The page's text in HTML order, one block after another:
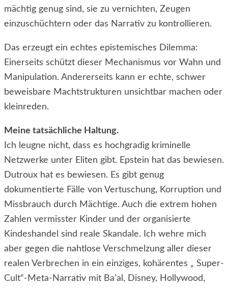
mächtig genug sind, sie zu vernichten, Zeugen
einzuschüchtern oder das Narrativ zu kontrollieren.
Das erzeugt ein echtes epistemisches Dilemma:
Einerseits schützt dieser Mechanismus vor Wahn und
Manipulation. Andererseits kann er echte, schwer
beweisbare Machtstrukturen unsichtbar machen oder
kleinreden.
Meine tatsächliche Haltung.
Ich leugne nicht, dass es hochgradig kriminelle
Netzwerke unter Eliten gibt. Epstein hat das bewiesen.
Dutroux hat es bewiesen. Es gibt genug
dokumentierte Fälle von Vertuschung, Korruption und
Missbrauch durch Mächtige. Auch die extrem hohen
Zahlen vermisster Kinder und der organisierte
Kindeshandel sind reale Skandale. Ich wehre mich
aber gegen die nahtlose Verschmelzung aller dieser
realen Verbrechen in ein einziges, kohärentes „ Super-
Cult“-Meta-Narrativ mit Ba’al, Disney, Hollywood,